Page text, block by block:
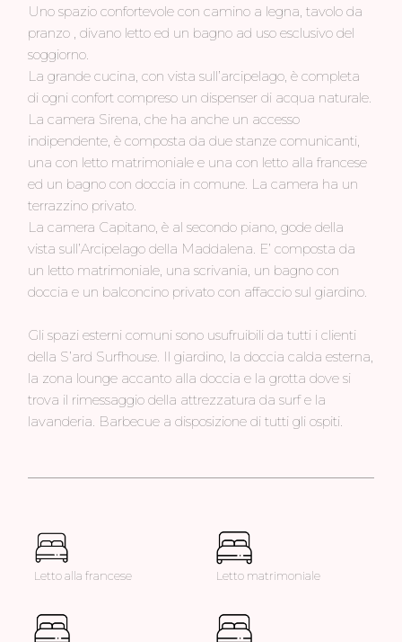
Uno spazio confortevole con camino a legna, tavolo da
pranzo , divano letto ed un bagno ad uso esclusivo del
soggiorno.
La grande cucina, con vista sull’arcipelago, è completa
di ogni confort compreso un dispenser di acqua naturale.
La camera Sirena, che ha anche un accesso
indipendente, è composta da due stanze comunicanti,
una con letto matrimoniale e una con letto alla francese
ed un bagno con doccia in comune. La camera ha un
terrazzino privato.
La camera Capitano, è al secondo piano, gode della
vista sull’Arcipelago della Maddalena. E’ composta da
un letto matrimoniale, una scrivania, un bagno con
doccia e un balconcino privato con affaccio sul giardino.
Gli spazi esterni comuni sono usufruibili da tutti i clienti
della S’ard Surfhouse. Il giardino, la doccia calda esterna,
la zona lounge accanto alla doccia e la grotta dove si
trova il rimessaggio della attrezzatura da surf e la
lavanderia. Barbecue a disposizione di tutti gli ospiti.
Letto alla francese Letto matrimoniale